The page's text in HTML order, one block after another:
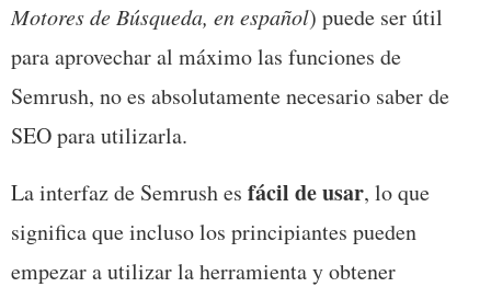
Motores de Búsqueda, en español) puede ser útil
para aprovechar al máximo las funciones de
Semrush, no es absolutamente necesario saber de
SEO para utilizarla.
La interfaz de Semrush es fácil de usar, lo que
significa que incluso los principiantes pueden
empezar a utilizar la herramienta y obtener